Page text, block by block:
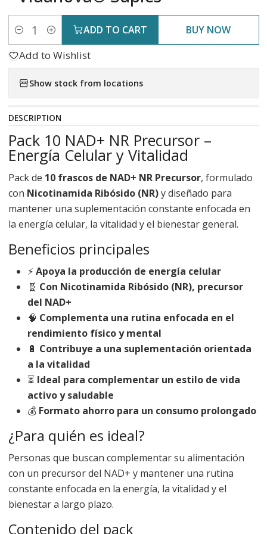
Quantity ADD TO CART BUY NOW
Add to Wishlist
Show stock from locations
DESCRIPTION
Pack 10 NAD+ NR Precursor –
Energía Celular y Vitalidad
Pack de 10 frascos de NAD+ NR Precursor, formulado
con Nicotinamida Ribósido (NR)y diseñado para
mantener una suplementación constante enfocada en
la energía celular, la vitalidad y el bienestar general.
Beneficios principales
⚡Apoya la producción de energía celular
🧬 Con Nicotinamida Ribósido (NR), precursor
del NAD+
🧠 Complementa una rutina enfocada en el
rendimiento físico y mental
🔋 Contribuye a una suplementación orientada
a la vitalidad
⏳ Ideal para complementar un estilo de vida
activo y saludable
💰 Formato ahorro para un consumo prolongado
¿Para quién es ideal?
Personas que buscan complementar su alimentación
con un precursor del NAD+ y mantener una rutina
constante enfocada en la energía, la vitalidad y el
bienestar a largo plazo.
Contenido del pack